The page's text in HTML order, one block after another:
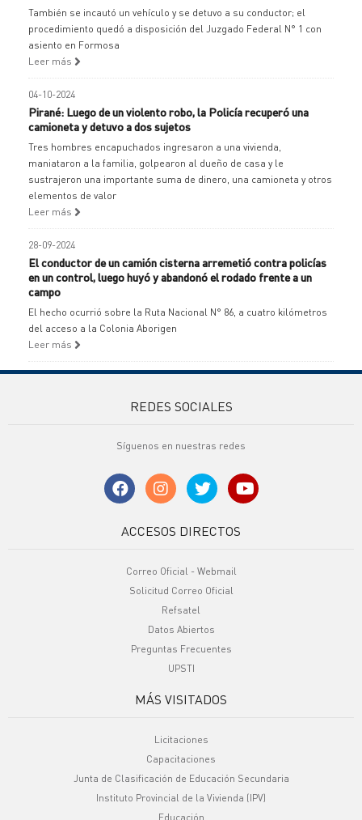
También se incautó un vehículo y se detuvo a su conductor; el
procedimiento quedó a disposición del Juzgado Federal N° 1 con
asiento en Formosa
Leer más
04-10-2024
Pirané: Luego de un violento robo, la Policía recuperó una
camioneta y detuvo a dos sujetos
Tres hombres encapuchados ingresaron a una vivienda,
maniataron a la familia, golpearon al dueño de casa y le
sustrajeron una importante suma de dinero, una camioneta y otros
elementos de valor
Leer más
28-09-2024
El conductor de un camión cisterna arremetió contra policías
en un control, luego huyó y abandonó el rodado frente a un
campo
El hecho ocurrió sobre la Ruta Nacional N° 86, a cuatro kilómetros
del acceso a la Colonia Aborigen
Leer más
REDES SOCIALES
Síguenos en nuestras redes
ACCESOS DIRECTOS
Correo Oficial - Webmail
Solicitud Correo Oficial
Refsatel
Datos Abiertos
Preguntas Frecuentes
UPSTI
MÁS VISITADOS
Licitaciones
Capacitaciones
Junta de Clasificación de Educación Secundaria
Instituto Provincial de la Vivienda (IPV)
Educación